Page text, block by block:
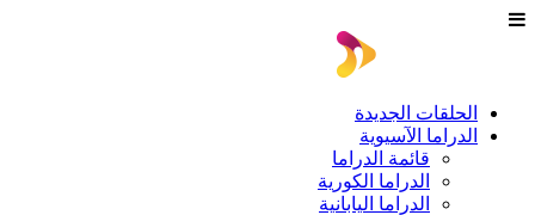
الحلقات الجديدة
الدراما الآسيوية
قائمة الدراما
الدراما الكورية
الدراما اليابانية